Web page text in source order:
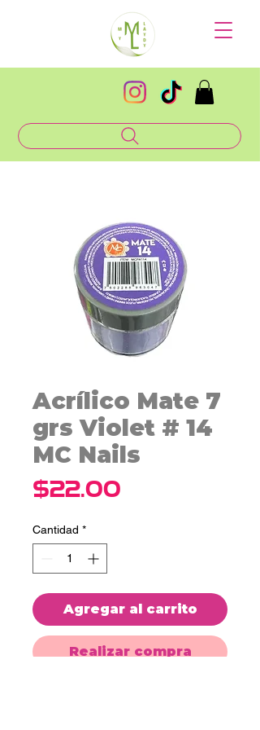
Acrílico Mate 7
grs Violet # 14
MC Nails
$22.00
Cantidad *
Agregar al carrito
Realizar compra